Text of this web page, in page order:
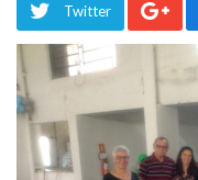
Twitter